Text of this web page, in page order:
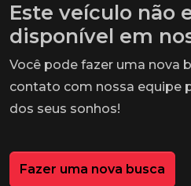
Este veículo não
disponível em
Você pode fazer uma nova
contato com nossa equipe
dos seus sonhos!
Fazer uma nova busca